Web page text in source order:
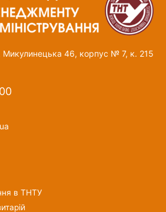
Микулинецька 46, корпус № 7, к. 215
в ТНТУ